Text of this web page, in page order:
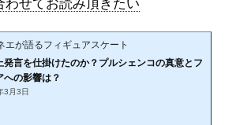
せてお読み頂きたい
エが語るフィギュアスケート
発言を仕掛けたのか？プルシェンコの真意とフ
への影響は？
3月3日